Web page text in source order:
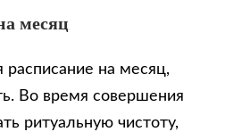
месяц
расписание на месяц,
Во время совершения
ритуальную чистоту,